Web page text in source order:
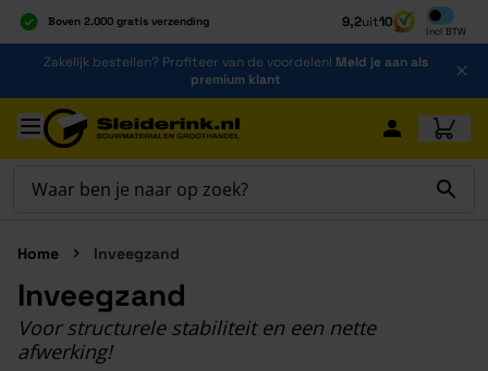
Boven 2.000 gratis verzending
Al 40 jaar dé specialist
Alles onder één dak
9,2uit10
Incl BTW
Inclusief
Ga naar de inhoud
Zakelijk bestellen? Profiteer van de voordelen! Meld je aan als
premium klant
Ga naar hoofdinhoud
Home Inveegzand
Inveegzand
Voor structurele stabiliteit en een nette
afwerking!